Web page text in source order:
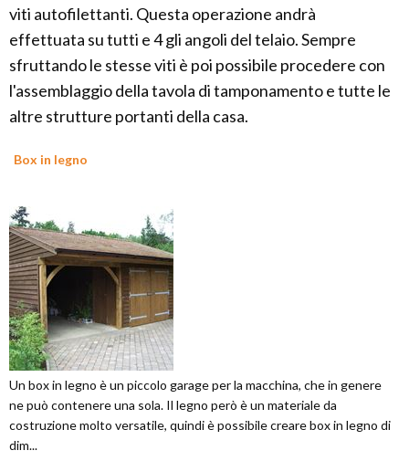
viti autofilettanti. Questa operazione andrà
effettuata su tutti e 4 gli angoli del telaio. Sempre
sfruttando le stesse viti è poi possibile procedere con
l'assemblaggio della tavola di tamponamento e tutte le
altre strutture portanti della casa.
Box in legno
Un box in legno è un piccolo garage per la macchina, che in genere
ne può contenere una sola. Il legno però è un materiale da
costruzione molto versatile, quindi è possibile creare box in legno di
dim...